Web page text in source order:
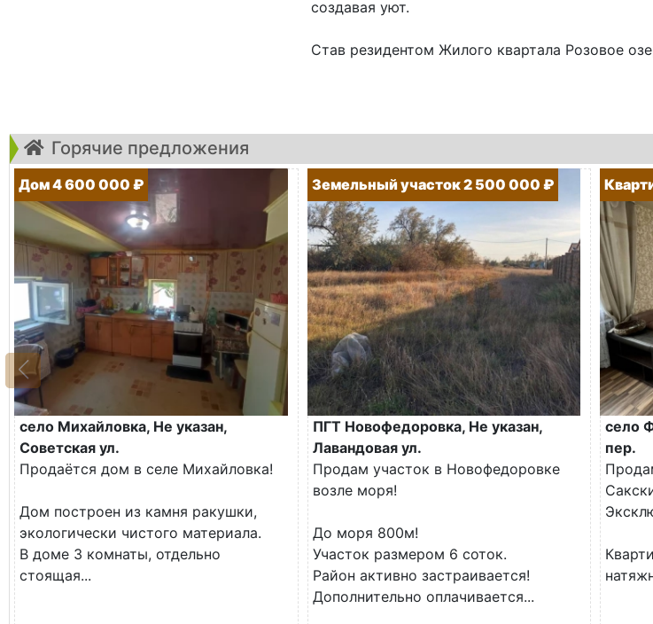
создавая уют.
Став резидентом Жилого квартала Розовое
Горячие предложения
Дом 4 600 000 ₽
село Михайловка, Не указан,
Советская ул.
Продаётся дом в селе Михайловка!
Дом построен из камня ракушки,
экологически чистого материала.
В доме 3 комнаты, отдельно
стоящая...
Земельный участок 2 500 000 ₽
ПГТ Новофедоровка, Не указан,
Лавандовая ул.
Продам участок в Новофедоровке
возле моря!
До моря 800м!
Участок размером 6 соток.
Район активно застраивается!
Дополнительно оплачивается...
село
пер.